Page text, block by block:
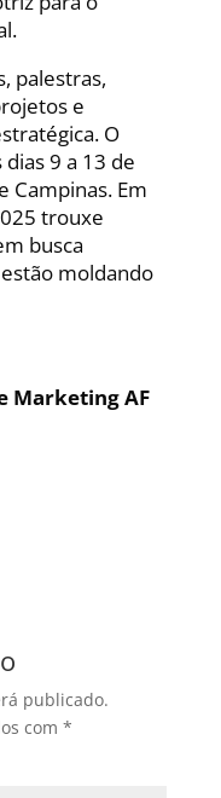
palestras,
e
O
9 a 13 de
Campinas. Em
trouxe
busca
moldando
Marketing AF
publicado.
com *